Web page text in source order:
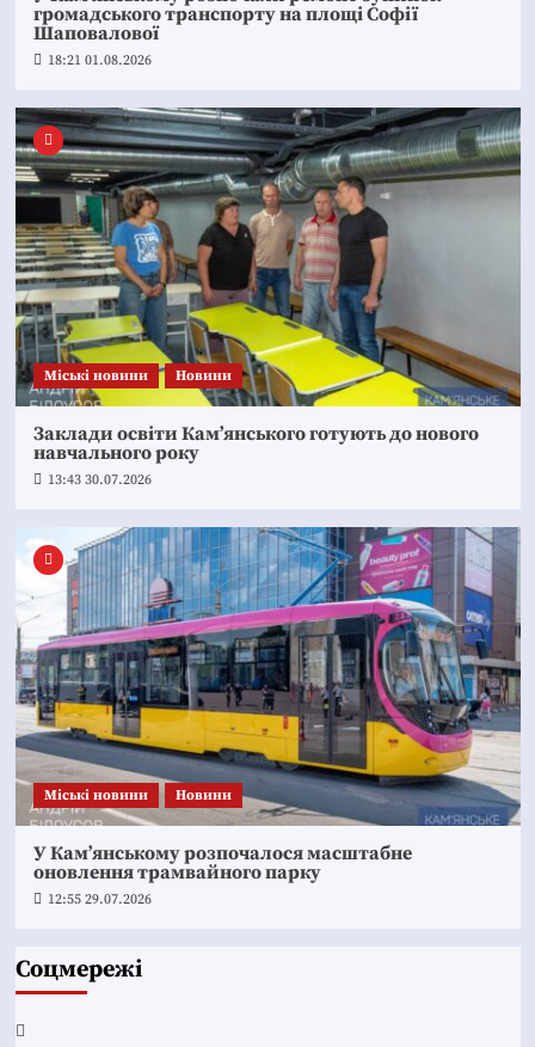
громадського транспорту на площі Софії
Шаповалової
18:21 01.08.2026
Mіські новини Новини
Заклади освіти Кам’янського готують до нового
навчального року
13:43 30.07.2026
Mіські новини Новини
У Кам’янському розпочалося масштабне
оновлення трамвайного парку
12:55 29.07.2026
Соцмережі
Facebook